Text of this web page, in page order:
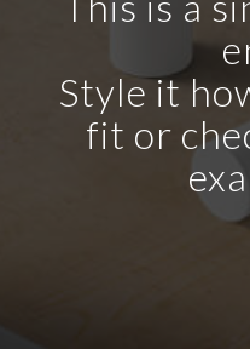
Style it
fit or